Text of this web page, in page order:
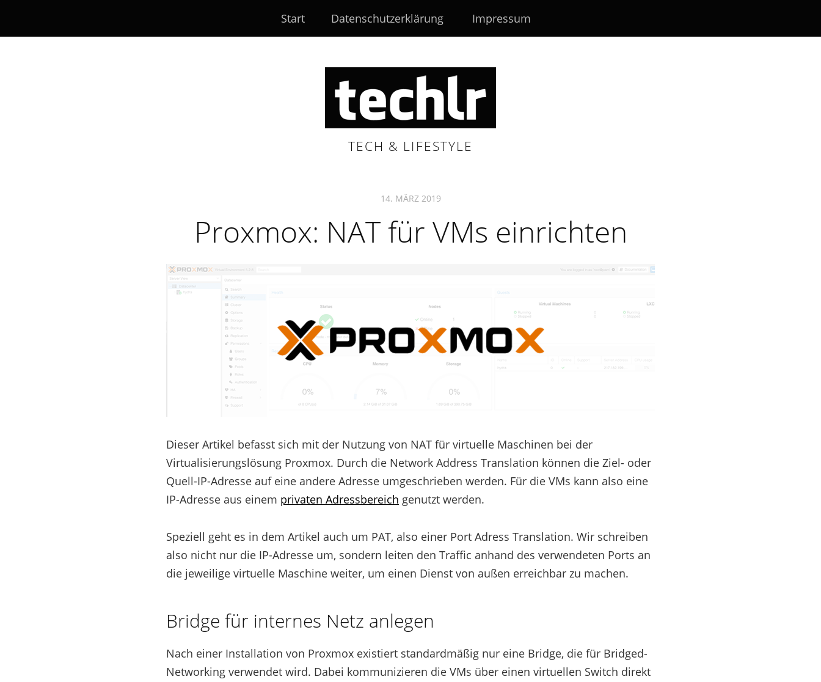
Start Datenschutzerklärung Impressum
TECH & LIFESTYLE
14. MÄRZ 2019
Proxmox: NAT für VMs einrichten
Dieser Artikel befasst sich mit der Nutzung von NAT für virtuelle Maschinen bei der
Virtualisierungslösung Proxmox. Durch die Network Address Translation können die Ziel- oder
Quell-IP-Adresse auf eine andere Adresse umgeschrieben werden. Für die VMs kann also eine
IP-Adresse aus einem privaten Adressbereich genutzt werden.
Speziell geht es in dem Artikel auch um PAT, also einer Port Adress Translation. Wir schreiben
also nicht nur die IP-Adresse um, sondern leiten den Traffic anhand des verwendeten Ports an
die jeweilige virtuelle Maschine weiter, um einen Dienst von außen erreichbar zu machen.
Bridge für internes Netz anlegen
Nach einer Installation von Proxmox existiert standardmäßig nur eine Bridge, die für Bridged-
Networking verwendet wird. Dabei kommunizieren die VMs über einen virtuellen Switch direkt